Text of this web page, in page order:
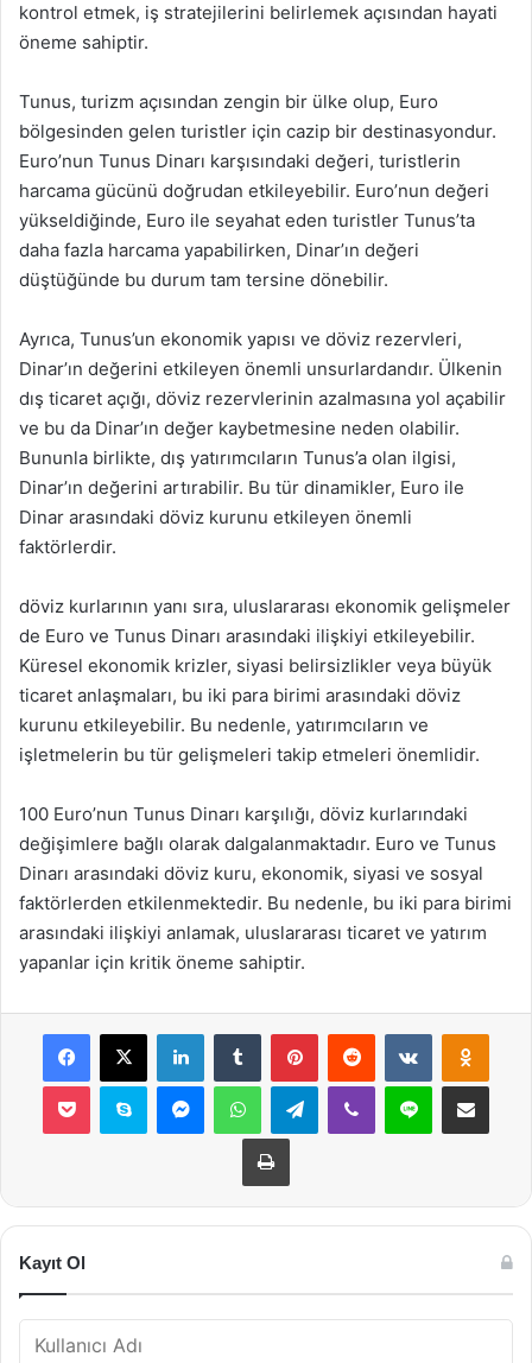
kontrol etmek, iş stratejilerini belirlemek açısından hayati
öneme sahiptir.
Tunus, turizm açısından zengin bir ülke olup, Euro
bölgesinden gelen turistler için cazip bir destinasyondur.
Euro’nun Tunus Dinarı karşısındaki değeri, turistlerin
harcama gücünü doğrudan etkileyebilir. Euro’nun değeri
yükseldiğinde, Euro ile seyahat eden turistler Tunus’ta
daha fazla harcama yapabilirken, Dinar’ın değeri
düştüğünde bu durum tam tersine dönebilir.
Ayrıca, Tunus’un ekonomik yapısı ve döviz rezervleri,
Dinar’ın değerini etkileyen önemli unsurlardandır. Ülkenin
dış ticaret açığı, döviz rezervlerinin azalmasına yol açabilir
ve bu da Dinar’ın değer kaybetmesine neden olabilir.
Bununla birlikte, dış yatırımcıların Tunus’a olan ilgisi,
Dinar’ın değerini artırabilir. Bu tür dinamikler, Euro ile
Dinar arasındaki döviz kurunu etkileyen önemli
faktörlerdir.
döviz kurlarının yanı sıra, uluslararası ekonomik gelişmeler
de Euro ve Tunus Dinarı arasındaki ilişkiyi etkileyebilir.
Küresel ekonomik krizler, siyasi belirsizlikler veya büyük
ticaret anlaşmaları, bu iki para birimi arasındaki döviz
kurunu etkileyebilir. Bu nedenle, yatırımcıların ve
işletmelerin bu tür gelişmeleri takip etmeleri önemlidir.
100 Euro’nun Tunus Dinarı karşılığı, döviz kurlarındaki
değişimlere bağlı olarak dalgalanmaktadır. Euro ve Tunus
Dinarı arasındaki döviz kuru, ekonomik, siyasi ve sosyal
faktörlerden etkilenmektedir. Bu nedenle, bu iki para birimi
arasındaki ilişkiyi anlamak, uluslararası ticaret ve yatırım
yapanlar için kritik öneme sahiptir.
Facebook
X LinkedInTumblr PinterestReddit VKontakte
Pocket Skype MessengerWhatsAppTelegramViber Line E-Posta ile
Yazdır
Kayıt Ol